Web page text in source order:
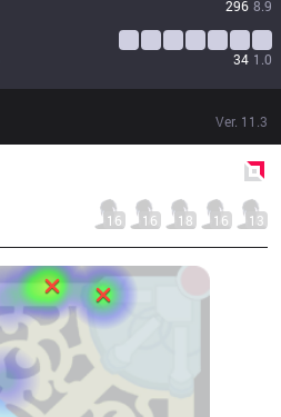
296 8.9
34 1.0
Ver. 11.3
16 16 18 16 13